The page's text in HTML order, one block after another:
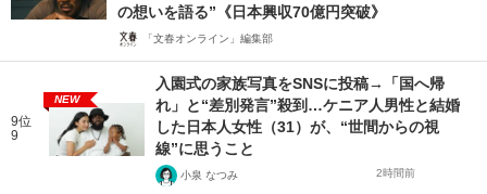
の想いを語る”《日本興収70億円突破》
「文春オンライン」編集部
9位
9
NEW
入園式の家族写真をSNSに投稿→「国へ帰
れ」と“差別発言”殺到…ケニア人男性と結婚
した日本人女性（31）が、“世間からの視
線”に思うこと
小泉 なつみ 2時間前